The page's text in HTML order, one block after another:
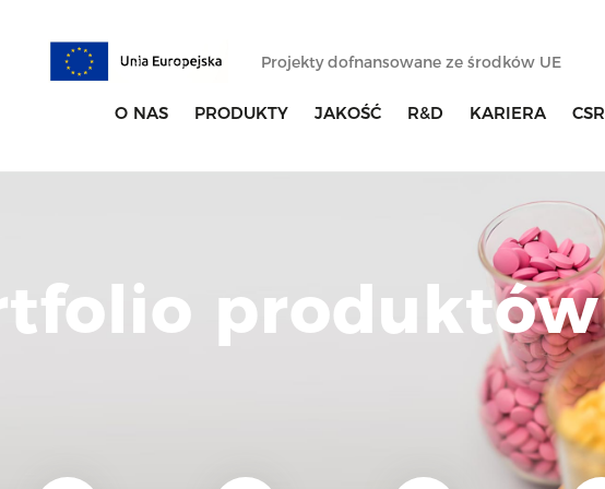
Projekty dofnansowane ze środków UE
O NAS PRODUKTY JAKOŚĆ R&D KARIERA CSR
produktów